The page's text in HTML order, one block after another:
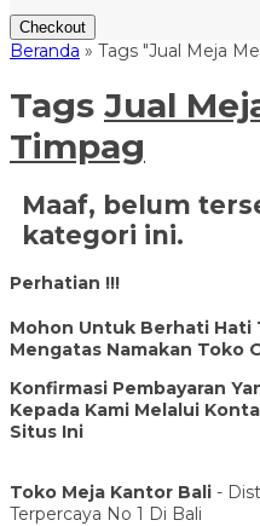
Checkout
Beranda » Tags "Jual Meja
Tags Jual
Timpag
Maaf, belum
kategori ini.
Perhatian !!!
Mohon Untuk Berhati Hati
Mengatas Namakan Toko
Konfirmasi Pembayaran
Kepada Kami Melalui
Situs Ini
Toko Meja Kantor Bali -
Terpercaya No 1 Di Bali